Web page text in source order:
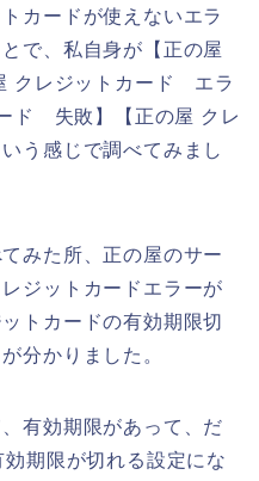
カードが使えないエラ
で、私自身が【正の屋
クレジットカード エラ
ド 失敗】【正の屋 クレ
う感じで調べてみまし
みた所、正の屋のサー
ジットカードエラーが
トカードの有効期限切
分かりました。
有効期限があって、だ
期限が切れる設定にな